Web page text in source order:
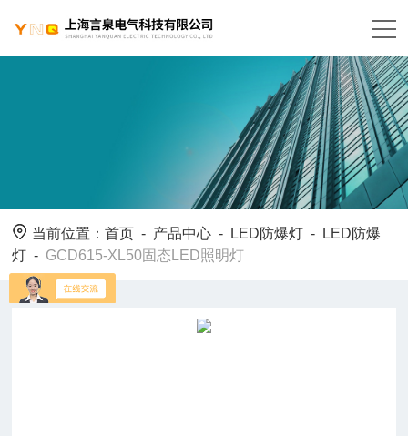
当前位置：首页 - 产品中心 - LED防爆灯 -
LED防爆
灯 - GCD615-XL50固态LED照明灯